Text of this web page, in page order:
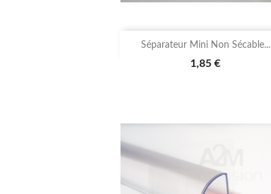
Séparateur Mini Non Sécable...
1,85 €
Aperçu rapide